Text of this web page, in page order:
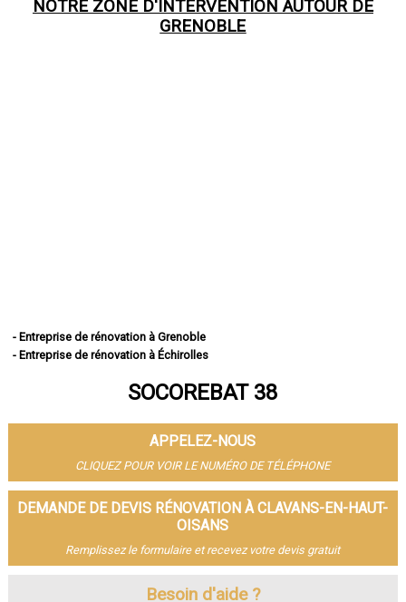
NOTRE ZONE D'INTERVENTION AUTOUR DE
GRENOBLE
- Entreprise de rénovation à Grenoble
- Entreprise de rénovation à Échirolles
- Entreprise de rénovation à Vienne
- Entreprise de rénovation à Fontaine
- Entreprise de rénovation à Voiron
- Entreprise de rénovation à Villefontaine
- Entreprise de rénovation à Meylan
- Entreprise de rénovation à Saint-Égrève
- Entreprise de rénovation à L'Isle-d'Abeau
- Entreprise de rénovation à Le Pont-de-Claix
- Entreprise de rénovation à Voreppe
SOCOREBAT 38
APPELEZ-NOUS
CLIQUEZ POUR VOIR LE NUMÉRO DE TÉLÉPHONE
DEMANDE DE DEVIS RÉNOVATION À CLAVANS-EN-HAUT-
OISANS
Remplissez le formulaire et recevez votre devis gratuit
Besoin d'aide ?